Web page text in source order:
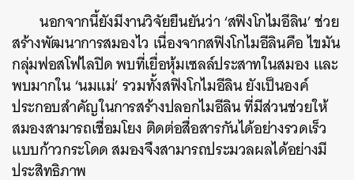
นอกจากนี้ยังมีงานวิจัยยืนยันว่า ‘สฟิงโกไมอีลิน’ ช่วย
สร้างพัฒนาการสมองไว เนื่องจากสฟิงโกไมอีลินคือ ไขมัน
กลุ่มฟอสโฟไลปิด พบที่เยื่อหุ้มเซลล์ประสาทในสมอง และ
พบมากใน ‘นมแม่’ รวมทั้งสฟิงโกไมอีลิน ยังเป็นองค์
ประกอบสำคัญในการสร้างปลอกไมอีลิน ที่มีส่วนช่วยให้
สมองสามารถเชื่อมโยง ติดต่อสื่อสารกันได้อย่างรวดเร็ว
แบบก้าวกระโดด สมองจึงสามารถประมวลผลได้อย่างมี
ประสิทธิภาพ